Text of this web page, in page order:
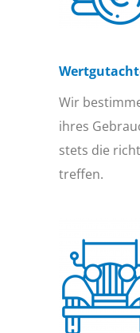
Wir
ihres
stets die
treffen.